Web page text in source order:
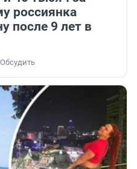
россиянка
после 9 лет в
Обсудить